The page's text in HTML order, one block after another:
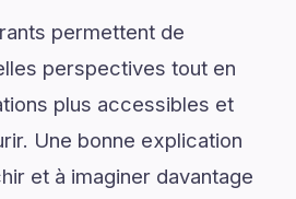
permettent de
perspectives tout en
plus accessibles et
Une bonne explication
et à imaginer davantage